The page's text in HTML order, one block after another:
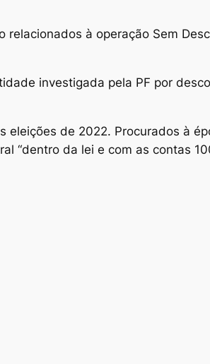
relacionados à operação Sem
investigada pela PF por
eleições de 2022. Procurados à
“dentro da lei e com as contas